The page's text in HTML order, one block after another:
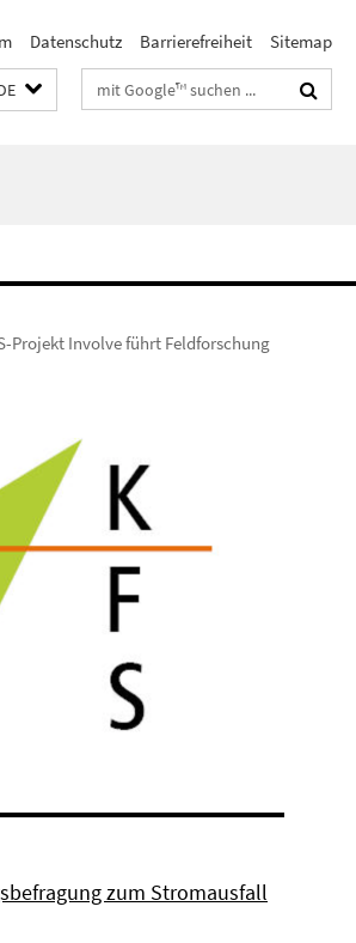
Datenschutz Barrierefreiheit Sitemap
Suchbegriffe
Projekt Involve führt Feldforschung
zum Stromausfall